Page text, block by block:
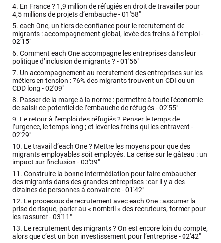
4. En France ? 1,9 million de réfugiés en droit de travailler pour
4,5 millions de projets d’embauche -01'58"
5. each One, un tiers de confiance pour le recrutement de
migrants : accompagnement global, levée des freins à l’emploi -
02'15"
6. Comment each One accompagne les entreprises dans leur
politique d’inclusion de migrants ? -01'56"
7. Un accompagnement au recrutement des entreprises sur les
métiers en tension : 76% des migrants trouvent un CDI ou un
CDD long -02'09"
8. Passer de la marge à la norme : permettre à toute l'économie
de saisir ce potentiel de l’embauche de réfugiés -02'55"
9. Le retour à l’emploi des réfugiés ? Penser le temps de
l’urgence, le temps long ; et lever les freins qui les entravent -
02'29"
10. Le travail d’each One ? Mettre les moyens pour que des
migrants employables soit employés. La cerise sur le gâteau : un
impact sur l'inclusion -03'39"
11. Construire la bonne intermédiation pour faire embaucher
des migrants dans des grandes entreprises : car il y a des
dizaines de personnes à convaincre -01'42"
12. Le processus de recrutement avec each One : assumer la
prise de risque, parler au « nombril » des recruteurs, former pour
les rassurer -03'11"
13. Le recrutement des migrants ? On est encore loin du compte,
alors que c’est un bon investissement pour l’entreprise -02'42"